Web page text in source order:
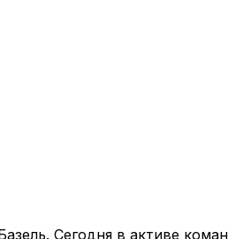
Сегодня в активе